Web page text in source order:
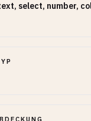
select, number,